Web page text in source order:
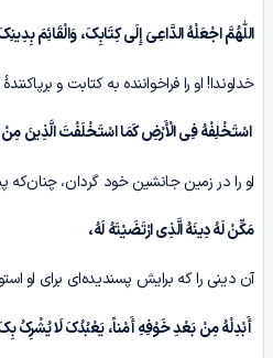
اللّٰهُمَّ اجْعَلْهُ الدَّاعِیَ إِلَى کِتَابِکَ، وَالْقَائِمَ
خداوندا! او را فراخواننده به کتابت و
اسْتَخْلِفْهُ فِی الْأَرْضِ کَمَا اسْتَخْلَفْتَ الَّذِینَ مِنْ
او را در زمین جانشین خود گردان، چنان‌که
مَکِّنْ لَهُ دِینَهُ الَّذِی ارْتَضَیْتَهُ لَهُ،
آن دینی را که برایش پسندیده‌ای برای او
أَبْدِلْهُ مِنْ بَعْدِ خَوْفِهِ أَمْناً، یَعْبُدُکَ لَا یُشْرِکُ